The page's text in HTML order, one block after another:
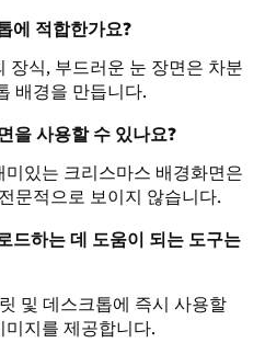
에 적합한가요?
장식, 부드러운 눈 장면은 차분
배경을 만듭니다.
을 사용할 수 있나요?
있는 크리스마스 배경화면은
문적으로 보이지 않습니다.
드하는 데 도움이 되는 도구는
및 데스크톱에 즉시 사용할
지를 제공합니다.